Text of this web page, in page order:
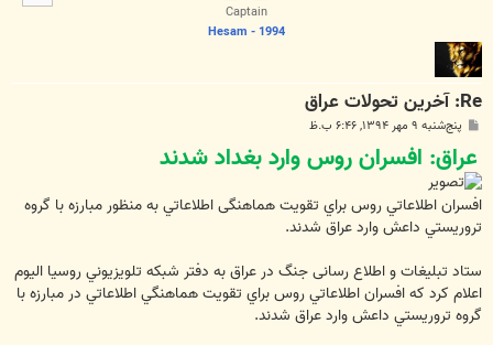
Captain
Hesam - 1994
Re: آخرین تحولات عراق
پ
ت
پنج‌شنبه ۹ مهر ۱۳۹۴, ۶:۴۶ ب.ظ
عراق: افسران روس وارد بغداد شدند
افسران اطلاعاتي روس براي تقويت هماهنگی اطلاعاتي به منظور مبارزه با گروه
تروريستي داعش وارد عراق شدند.
ستاد تبليغات و اطلاع رسانی جنگ در عراق به دفتر شبكه تلويزيوني روسيا اليوم
اعلام كرد كه افسران اطلاعاتي روس براي تقويت هماهنگي اطلاعاتي در مبارزه با
گروه تروريستي داعش وارد عراق شدند.